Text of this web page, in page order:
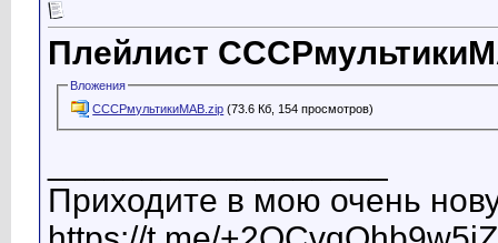
Плейлист
Вложения
СССРмультикиМАВ.zip (73.6 Кб, 154 просмотров)
Приходите в мою очень